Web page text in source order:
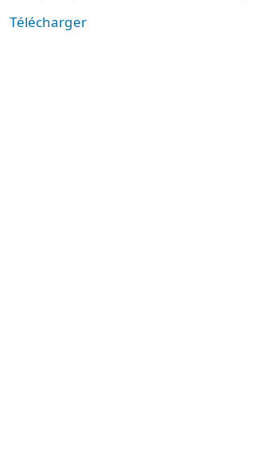
Télécharger